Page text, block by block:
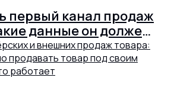
первый канал продаж
данные он должен